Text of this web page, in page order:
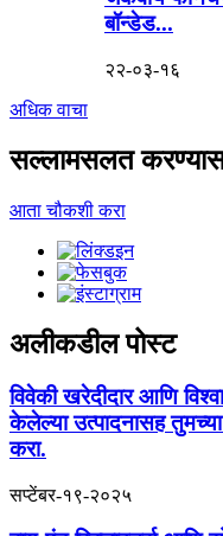
बॉन्डेड...
२२-०३-१६
अधिक वाचा
सल्लामसलत
आता चौकशी करा
अलीकडील पोस्ट
विवेकी खरेदीदार आणि
केलेल्या उत्पादनासह तुमच्या
करा.
सप्टेंबर-१९-२०२५